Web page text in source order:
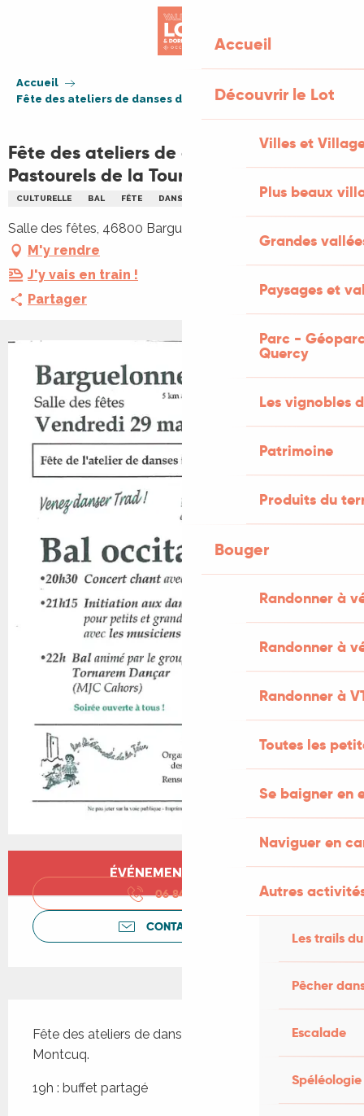
Accueil
Découvrir le Lot
Villes et
Plus beaux
Grandes
Paysages et
Parc -
Quercy
Les vignobles
Patrimoine
Produits du
Bouger
Randonner à
Randonner à
Randonner à
Toutes les
Se baigner en
Naviguer en
Autres
Les trails
Pêcher
Escalade
Spéléologie
Accueil
Fête des ateliers de danses des Pastourels de la Tour
Fête des ateliers de danses des
Pastourels de la Tour
CULTURELLE BAL FÊTE DANSE MUSIQUE TRADITIONNELLE
Salle des fêtes, 46800 Barguelonne-en-Quercy
M'y rendre
J'y vais en train !
Partager
Ouverture et coordonnées
ÉVÉNEMENT TERMINÉ
06 84 41 55
CONTACTEZ-NOUS
Fête des ateliers de danses traditionnelles de
Montcuq.
19h : buffet partagé